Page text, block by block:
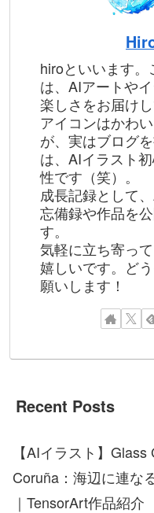
hiroといいます
は、AIアートや
楽しさをお届けし
アイコンはかわ
が、実はブログ
は、AIイラスト
性です（笑）。
成長記録として
忘備録や作品を
す。
気軽に立ち寄っ
嬉しいです。ど
願いします！
Recent Posts
【AIイラスト】
Coruña：海辺に連な
｜TensorArt作品紹介